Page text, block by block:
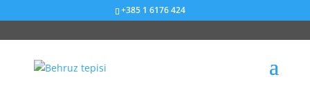
+385 1 6176 424
Sniženje od 26%
Sniženje od 5%
Sniženje od 22%
Sniženje od 25%